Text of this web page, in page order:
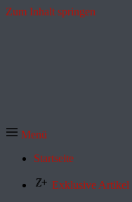
Zum Inhalt springen
Menü
Startseite
Exklusive Artikel